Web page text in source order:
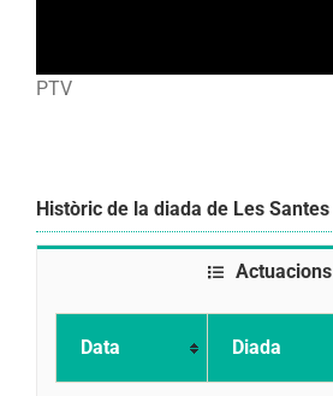
PTV
Històric de la diada de Les Santes
Actuacions
Data Diada